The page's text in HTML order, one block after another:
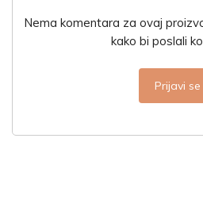
Nema komentara za ovaj
kako bi poslali
Prijavi se